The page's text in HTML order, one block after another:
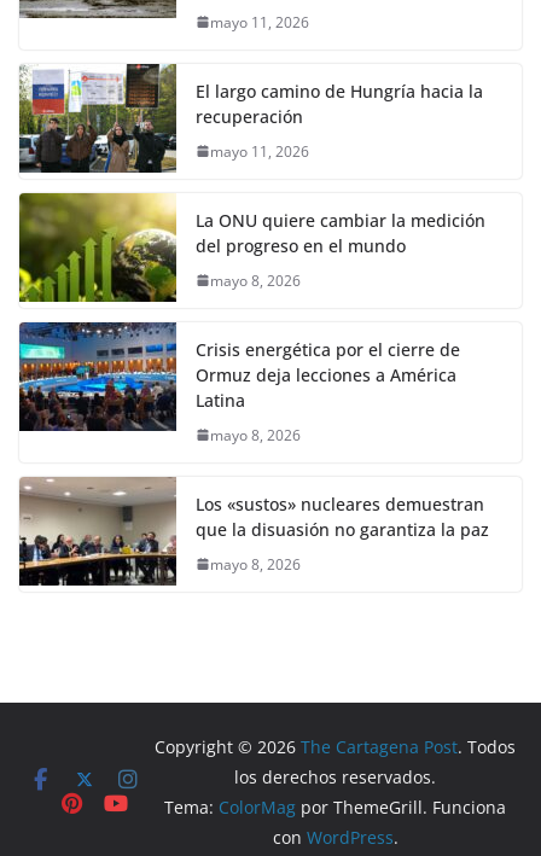
mayo 11, 2026
El largo camino de Hungría hacia la
recuperación
mayo 11, 2026
La ONU quiere cambiar la medición
del progreso en el mundo
mayo 8, 2026
Crisis energética por el cierre de
Ormuz deja lecciones a América
Latina
mayo 8, 2026
Los «sustos» nucleares demuestran
que la disuasión no garantiza la paz
mayo 8, 2026
Copyright © 2026The Cartagena Post. Todos
los derechos reservados.
Tema: ColorMag por ThemeGrill. Funciona
con WordPress.